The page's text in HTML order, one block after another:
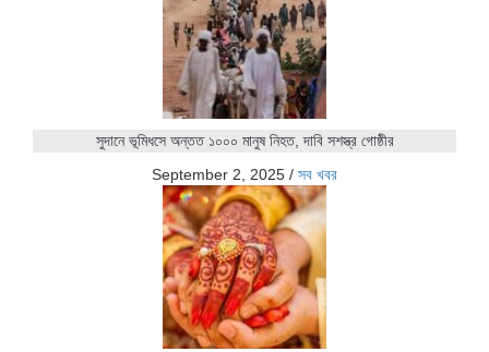
সুদানে ভূমিধসে অন্তত ১০০০ মানুষ নিহত, দাবি সশস্ত্র গোষ্ঠীর
September 2, 2025 / সব খবর